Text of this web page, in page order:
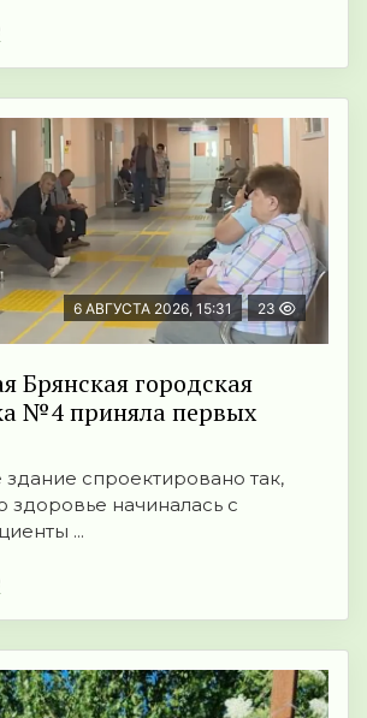
6 АВГУСТА 2026, 15:31 23
Брянская городская
№4 приняла первых
спроектировано так,
здоровье начиналась с
...